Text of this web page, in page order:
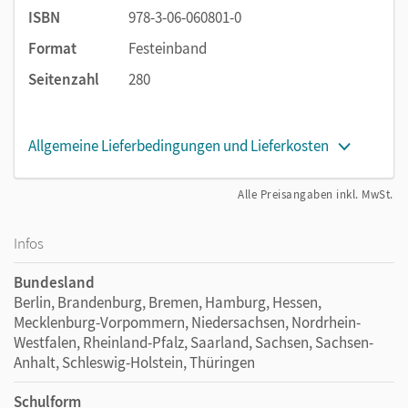
ISBN
978-3-06-060801-0
Format
Festeinband
Seitenzahl
280
Allgemeine Lieferbedingungen und Lieferkosten
Alle Preisangaben inkl. MwSt.
Infos
Bundesland
Berlin, Brandenburg, Bremen, Hamburg, Hessen,
Mecklenburg-Vorpommern, Niedersachsen, Nordrhein-
Westfalen, Rheinland-Pfalz, Saarland, Sachsen, Sachsen-
Anhalt, Schleswig-Holstein, Thüringen
Schulform